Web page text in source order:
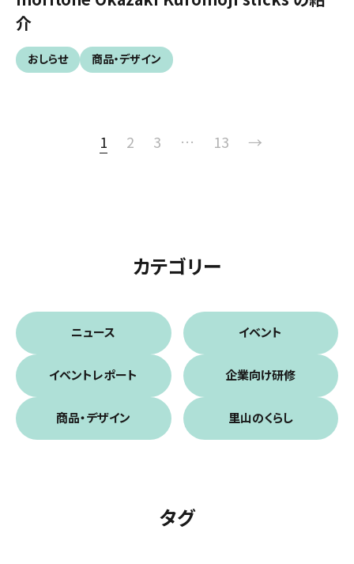
介
おしらせ 商品・デザイン
1 2 3 … 13 →
カテゴリー
ニュース イベント
イベントレポート 企業向け研修
商品・デザイン 里山のくらし
タグ